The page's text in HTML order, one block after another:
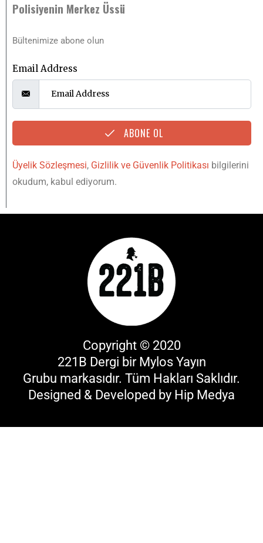
Polisiyenin Merkez Üssü
Bültenimize abone olun
Email Address
ABONE OL
Üyelik Sözleşmesi, Gizlilik ve Güvenlik Politikası bilgilerini
okudum, kabul ediyorum.
Copyright © 2020
221B Dergi bir Mylos Yayın
Grubu markasıdır. Tüm Hakları Saklıdır.
Designed & Developed by Hip Medya